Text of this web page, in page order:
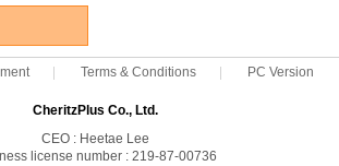
Terms & Conditions PC Version
CheritzPlus Co., Ltd.
CEO : Heetae Lee
license number : 219-87-00736